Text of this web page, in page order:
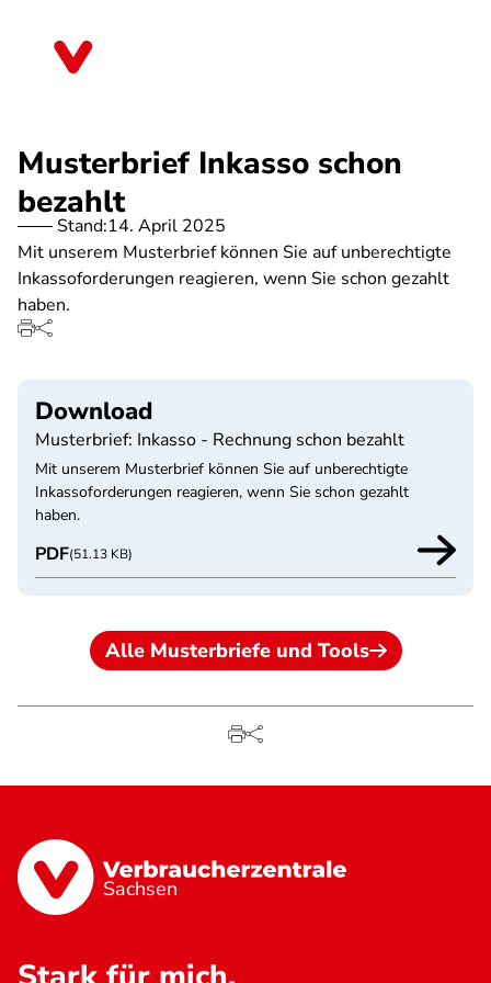
Musterbrief Inkasso schon
bezahlt
Stand:14. April 2025
Mit unserem Musterbrief können Sie auf unberechtigte
Inkassoforderungen reagieren, wenn Sie schon gezahlt
haben.
Download
Musterbrief: Inkasso - Rechnung schon bezahlt
Mit unserem Musterbrief können Sie auf unberechtigte
Inkassoforderungen reagieren, wenn Sie schon gezahlt
haben.
PDF(51.13 KB)
Alle Musterbriefe und Tools
Sachsen